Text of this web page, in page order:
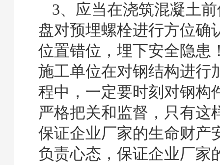
3、应当在浇筑混凝土
盘对预埋螺栓进行方位确
位置错位，埋下安全隐患
施工单位在对钢结构进行
程中，一定要时刻对钢构
严格把关和监督，只有这
保证企业厂家的生命财产
负责心态，保证企业厂家